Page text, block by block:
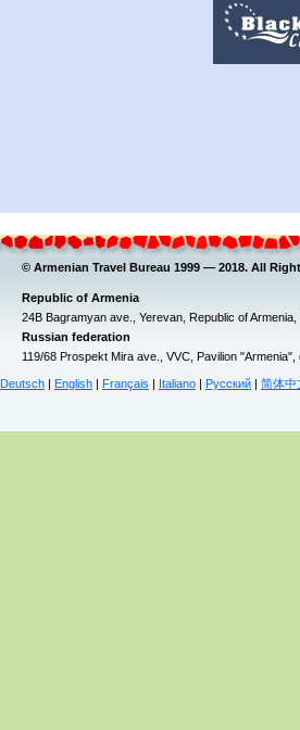
© Armenian Travel Bureau 1999 — 2018. All
Republic of Armenia
24B Bagramyan ave., Yerevan, Republic of
Russian federation
119/68 Prospekt Mira ave., VVC, Pavilion
Deutsch English Français Italiano Русский 简体中